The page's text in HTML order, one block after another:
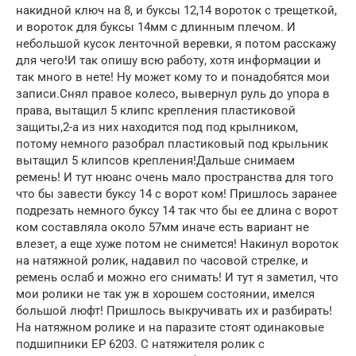
накидной ключ на 8, и буксы 12,14 вороток с трещеткой,
и вороток для буксы 14мм с длинным плечом. И
небольшой кусок ленточной веревки, я потом расскажу
для чего!И так опишу всю работу, хотя информации и
так много в нете! Ну может кому то и понадобятся мои
записи.Снял правое колесо, вывернул руль до упора в
права, вытащил 5 клипс крепления пластиковой
защиты,2-а из них находится под под крылником,
потому немного разобрал пластиковый под крыльник
вытащил 5 клипсов крепления!Дальше снимаем
ремень! И тут нюанс очень мало пространства для того
что бы завести буксу 14 с ворот ком! Пришлось заранее
подрезать немного буксу 14 так что бы ее длина с ворот
ком составляла около 57мм иначе есть вариант не
влезет, а еще хуже потом не снимется! Накинул вороток
на натяжной ролик, надавил по часовой стрелке, и
ремень ослаб и можно его снимать! И тут я заметил, что
мои ролики не так уж в хорошем состоянии, имелся
большой люфт! Пришлось выкручивать их и разбирать!
На натяжном ролике и на паразите стоят одинаковые
подшипники EP 6203. С натяжителя ролик с